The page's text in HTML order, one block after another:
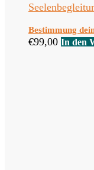
Bestimmung
€99,00 In den